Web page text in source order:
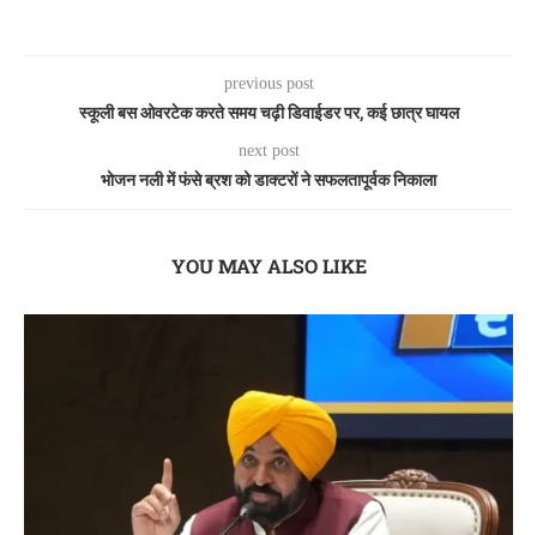
previous post
स्कूली बस ओवरटेक करते समय चढ़ी डिवाईडर पर, कई छात्र घायल
next post
भोजन नली में फंसे ब्रश को डाक्टरों ने सफलतापूर्वक निकाला
YOU MAY ALSO LIKE